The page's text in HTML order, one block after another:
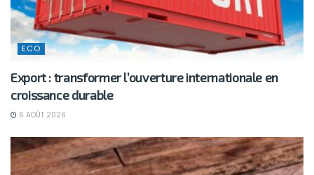
ECO
Export : transformer l’ouverture internationale en
croissance durable
6 AOÛT 2026